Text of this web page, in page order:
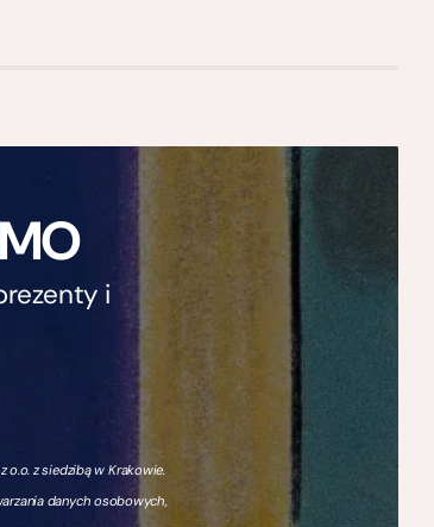
i
o.o. z siedzibą w Krakowie.
danych osobowych,